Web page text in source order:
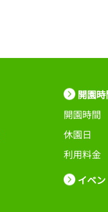
開園
開園時間
休園日
利用料金
イベ